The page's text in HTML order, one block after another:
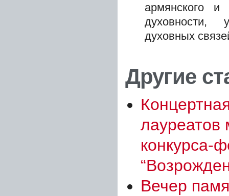
армянского
духовности,
духовных
Другие
лауреатов
конкурса-
Вечер